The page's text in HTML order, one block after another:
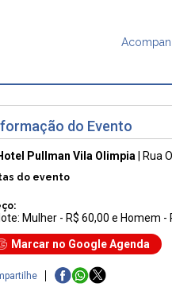
do Evento
Pullman Vila Olimpia Rua
do evento
Mulher - R$ 60,00 e Homem -
Marcar no Google Agenda